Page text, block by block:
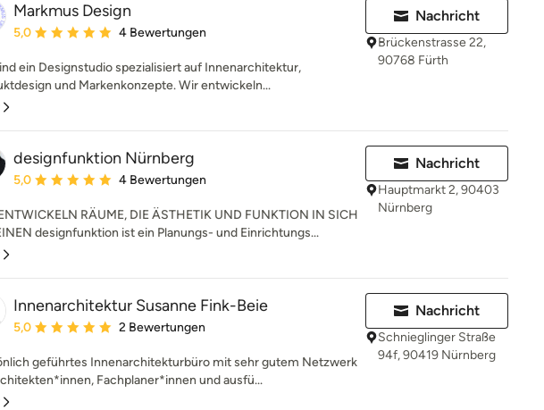
Markmus Design
Durchschnittliche Bewertung: 5 von 5 Sternen
5,0 4 Bewertungen
ein Designstudio spezialisiert auf Innenarchitektur,
und Markenkonzepte. Wir entwickeln...
Nachricht
Brückenstrasse 22,
90768 Fürth
designfunktion Nürnberg
Durchschnittliche Bewertung: 5 von 5 Sternen
5,0 4 Bewertungen
RÄUME, DIE ÄSTHETIK UND FUNKTION IN SICH
designfunktion ist ein Planungs- und Einrichtungs...
Nachricht
Hauptmarkt 2, 90403
Nürnberg
Innenarchitektur Susanne Fink-Beie
Durchschnittliche Bewertung: 5 von 5 Sternen
5,0 2 Bewertungen
geführtes Innenarchitekturbüro mit sehr gutem Netzwerk
Fachplaner*innen und ausfü...
Nachricht
Schnieglinger Straße
94f, 90419 Nürnberg